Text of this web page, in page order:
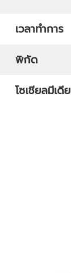
เวลาทำการ
พิกัด
โซเชียลมีเดีย